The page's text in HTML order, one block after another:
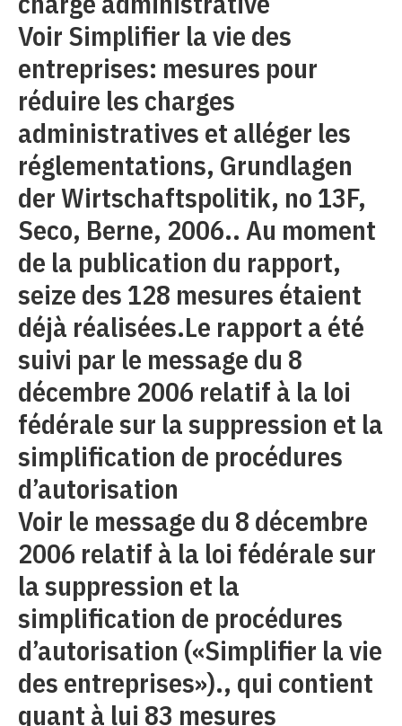
Voir Simplifier la vie des
entreprises: mesures pour
réduire les charges
administratives et alléger les
réglementations, Grundlagen
der Wirtschaftspolitik, no 13F,
Seco, Berne, 2006.. Au moment
de la publication du rapport,
seize des 128 mesures étaient
déjà réalisées.Le rapport a été
suivi par le message du 8
décembre 2006 relatif à la loi
fédérale sur la suppression et la
simplification de procédures
d’autorisation
Voir le message du 8 décembre
2006 relatif à la loi fédérale sur
la suppression et la
simplification de procédures
d’autorisation («Simplifier la vie
des entreprises»)., qui contient
quant à lui 83 mesures